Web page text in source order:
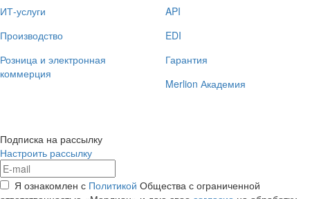
ИТ-услуги
Производство
Розница и электронная
коммерция
API
EDI
Гарантия
Merlion Академия
Подписка на рассылку
Настроить рассылку
Я ознакомлен с Политикой Общества с ограниченной